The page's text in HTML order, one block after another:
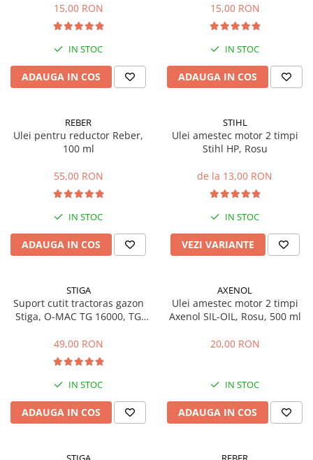
Suflante & Aspiratoare frunze
Accesorii echipamente curatenie
Unelte de gradinarit
Dispozitive de imprastiat si
semanat
Lopeti pentru zapada
Roabe si carucioare
Plase si folii pentru gradinarit
Alte unelte de gradinarit
Echipamente de protectie pentru
Casti de protectie
Ochelari de protectie
Electrice si Iluminat
Sisteme fotovoltaice
Prize & Prelungitoare
Constructii
Masini de taiat
Masini de taiat beton / asfalt
Masini de taiat gresie / faianta
Motodebitatoare
40 mm, prindere 70 x 11 mm
15,00 RON
IN STOC
ADAUGA IN COS
40 mm, prindere 70 x 11 mm
15,00 RON
IN STOC
ADAUGA IN COS
REBER
Ulei pentru reductor Reber,
100 ml
55,00 RON
IN STOC
ADAUGA IN COS
STIHL
Ulei amestec motor 2 timpi
Stihl HP, Rosu
de la 13,00 RON
IN STOC
VEZI VARIANTE
STIGA
Suport cutit tractoras gazon
Stiga, O-MAC TG 16000, TG
49,00 RON
IN STOC
ADAUGA IN COS
AXENOL
Ulei amestec motor 2 timpi
Axenol SIL-OIL, Rosu, 500 ml
20,00 RON
IN STOC
ADAUGA IN COS